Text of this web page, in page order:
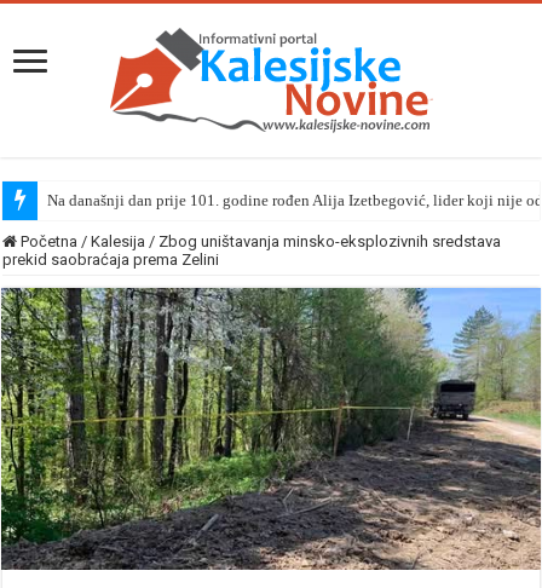
Na današnji dan prije 101. godine rođen Alija Izetbegović, lider koji nije
Početna / Kalesija / Zbog uništavanja minsko-eksplozivnih sredstava
prekid saobraćaja prema Zelini